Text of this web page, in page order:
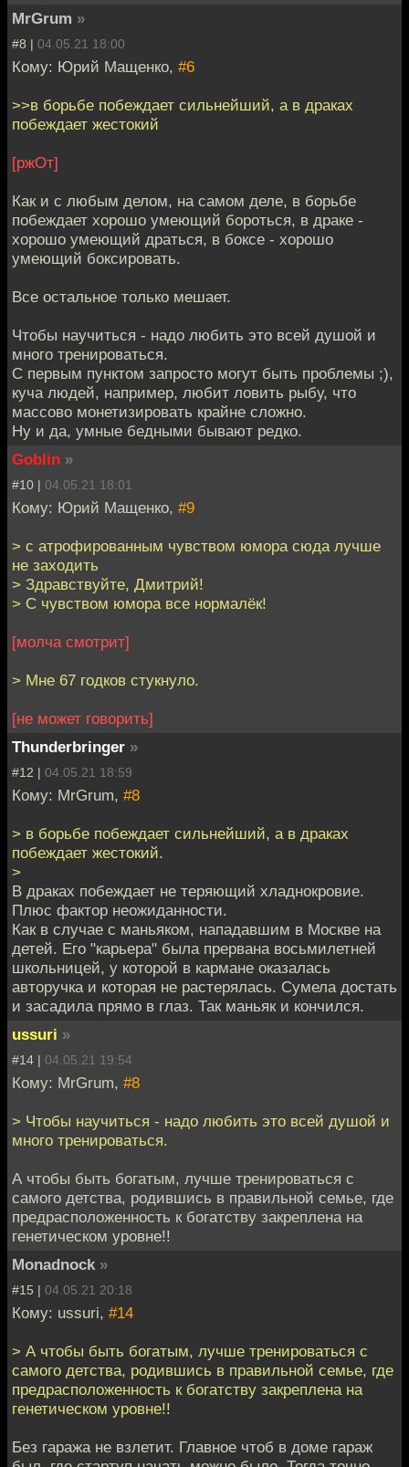
MrGrum »
#8 | 04.05.21 18:00
Кому: Юрий Мащенко, #6
>>в борьбе побеждает сильнейший, а в драках
побеждает жестокий
[ржОт]
Как и с любым делом, на самом деле, в борьбе
побеждает хорошо умеющий бороться, в драке -
хорошо умеющий драться, в боксе - хорошо
умеющий боксировать.
Все остальное только мешает.
Чтобы научиться - надо любить это всей душой и
много тренироваться.
С первым пунктом запросто могут быть проблемы ;),
куча людей, например, любит ловить рыбу, что
массово монетизировать крайне сложно.
Ну и да, умные бедными бывают редко.
Goblin »
#10 | 04.05.21 18:01
Кому: Юрий Мащенко, #9
> с атрофированным чувством юмора сюда лучше
не заходить
> Здравствуйте, Дмитрий!
> С чувством юмора все нормалёк!
[молча смотрит]
> Мне 67 годков стукнуло.
[не может говорить]
Thunderbringer »
#12 | 04.05.21 18:59
Кому: MrGrum, #8
> в борьбе побеждает сильнейший, а в драках
побеждает жестокий.
>
В драках побеждает не теряющий хладнокровие.
Плюс фактор неожиданности.
Как в случае с маньяком, нападавшим в Москве на
детей. Его "карьера" была прервана восьмилетней
школьницей, у которой в кармане оказалась
авторучка и которая не растерялась. Сумела достать
и засадила прямо в глаз. Так маньяк и кончился.
ussuri »
#14 | 04.05.21 19:54
Кому: MrGrum, #8
> Чтобы научиться - надо любить это всей душой и
много тренироваться.
А чтобы быть богатым, лучше тренироваться с
самого детства, родившись в правильной семье, где
предрасположенность к богатству закреплена на
генетическом уровне!!
Monadnock »
#15 | 04.05.21 20:18
Кому: ussuri, #14
> А чтобы быть богатым, лучше тренироваться с
самого детства, родившись в правильной семье, где
предрасположенность к богатству закреплена на
генетическом уровне!!
Без гаража не взлетит. Главное чтоб в доме гараж